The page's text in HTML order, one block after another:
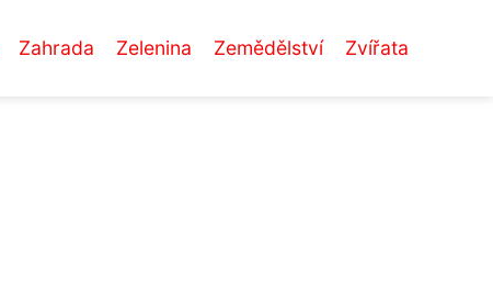
Zahrada Zelenina Zemědělství Zvířata